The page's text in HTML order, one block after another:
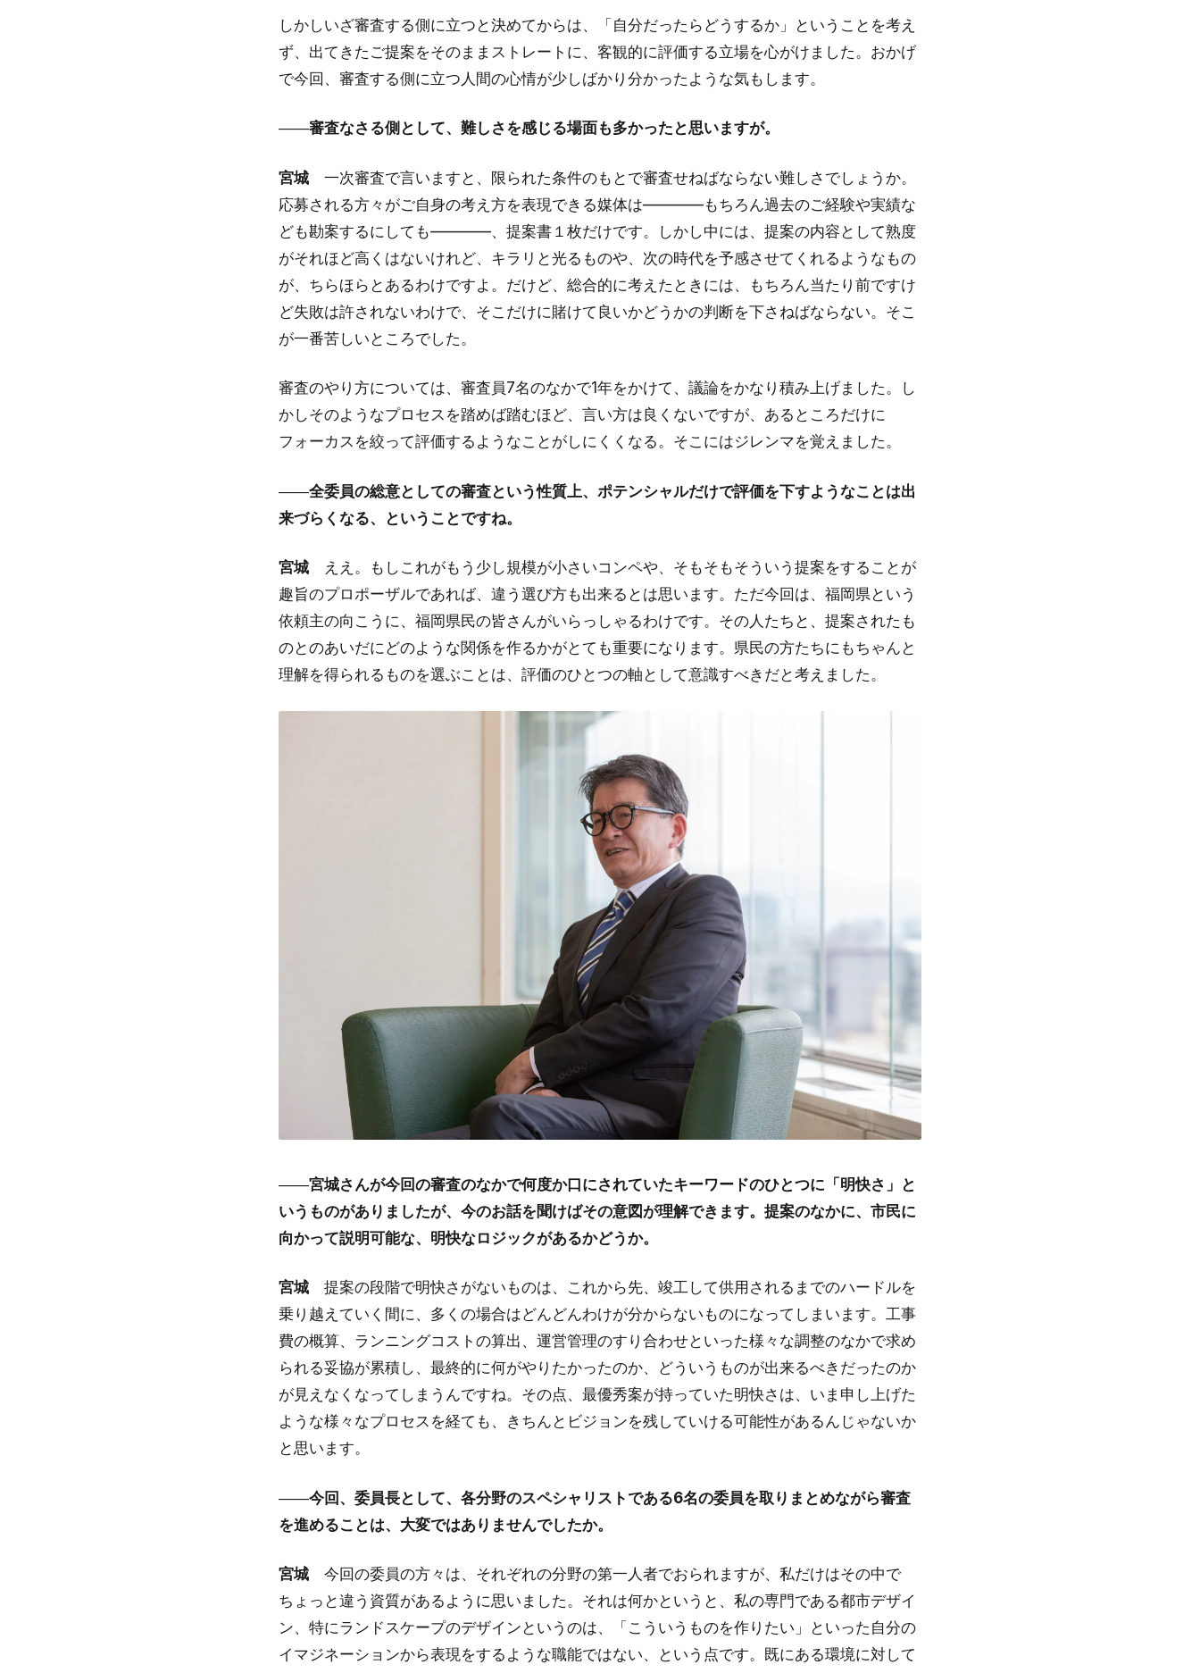
しかしいざ審査する側に立つと決めてからは、「自分だったらどうするか」ということを考え
ず、出てきたご提案をそのままストレートに、客観的に評価する立場を心がけました。おかげ
で今回、審査する側に立つ人間の心情が少しばかり分かったような気もします。
――審査なさる側として、難しさを感じる場面も多かったと思いますが。
宮城 一次審査で言いますと、限られた条件のもとで審査せねばならない難しさでしょうか。
応募される方々がご自身の考え方を表現できる媒体は————もちろん過去のご経験や実績な
ども勘案するにしても————、提案書１枚だけです。しかし中には、提案の内容として熟度
がそれほど高くはないけれど、キラリと光るものや、次の時代を予感させてくれるようなもの
が、ちらほらとあるわけですよ。だけど、総合的に考えたときには、もちろん当たり前ですけ
ど失敗は許されないわけで、そこだけに賭けて良いかどうかの判断を下さねばならない。そこ
が一番苦しいところでした。
審査のやり方については、審査員7名のなかで1年をかけて、議論をかなり積み上げました。し
かしそのようなプロセスを踏めば踏むほど、言い方は良くないですが、あるところだけに
フォーカスを絞って評価するようなことがしにくくなる。そこにはジレンマを覚えました。
――全委員の総意としての審査という性質上、ポテンシャルだけで評価を下すようなことは出
来づらくなる、ということですね。
宮城 ええ。もしこれがもう少し規模が小さいコンペや、そもそもそういう提案をすることが
趣旨のプロポーザルであれば、違う選び方も出来るとは思います。ただ今回は、福岡県という
依頼主の向こうに、福岡県民の皆さんがいらっしゃるわけです。その人たちと、提案されたも
のとのあいだにどのような関係を作るかがとても重要になります。県民の方たちにもちゃんと
理解を得られるものを選ぶことは、評価のひとつの軸として意識すべきだと考えました。
――宮城さんが今回の審査のなかで何度か口にされていたキーワードのひとつに「明快さ」と
いうものがありましたが、今のお話を聞けばその意図が理解できます。提案のなかに、市民に
向かって説明可能な、明快なロジックがあるかどうか。
宮城 提案の段階で明快さがないものは、これから先、竣工して供用されるまでのハードルを
乗り越えていく間に、多くの場合はどんどんわけが分からないものになってしまいます。工事
費の概算、ランニングコストの算出、運営管理のすり合わせといった様々な調整のなかで求め
られる妥協が累積し、最終的に何がやりたかったのか、どういうものが出来るべきだったのか
が見えなくなってしまうんですね。その点、最優秀案が持っていた明快さは、いま申し上げた
ような様々なプロセスを経ても、きちんとビジョンを残していける可能性があるんじゃないか
と思います。
――今回、委員長として、各分野のスペシャリストである6名の委員を取りまとめながら審査
を進めることは、大変ではありませんでしたか。
宮城 今回の委員の方々は、それぞれの分野の第一人者でおられますが、私だけはその中で
ちょっと違う資質があるように思いました。それは何かというと、私の専門である都市デザイ
ン、特にランドスケープのデザインというのは、「こういうものを作りたい」といった自分の
イマジネーションから表現をするような職能ではない、という点です。既にある環境に対して